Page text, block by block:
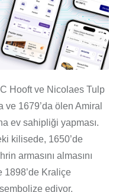
Hooft ve Nicolaes Tulp
1679’da ölen Amiral
ev sahipliği yapması.
kilisede, 1650’de
armasını almasını
1898’de Kraliçe
ediyor.